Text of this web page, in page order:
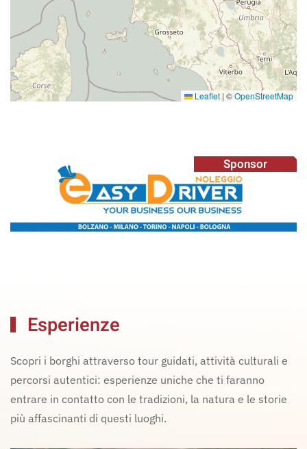
Leaflet | ©OpenStreetMap
Sponsor
Esperienze
Scopri i borghi attraverso tour guidati, attività culturali e
percorsi autentici: esperienze uniche che ti faranno
entrare in contatto con le tradizioni, la natura e le storie
più affascinanti di questi luoghi.